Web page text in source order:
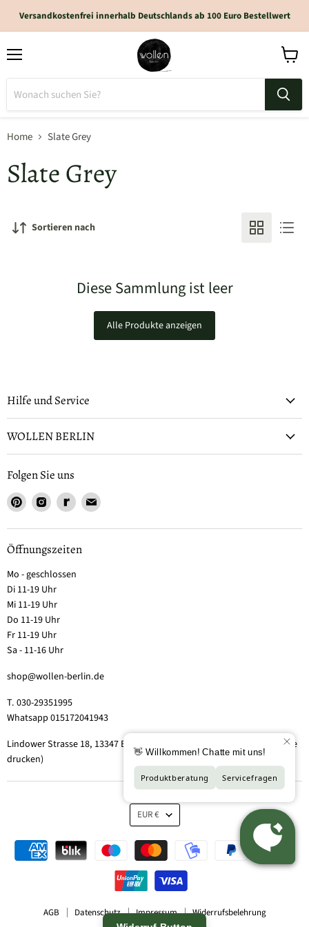
Versandkostenfrei innerhalb Deutschlands ab 100 Euro Bestellwert
Home Slate Grey
Slate Grey
Sortieren nach
Diese Sammlung ist leer
Alle Produkte anzeigen
Hilfe und Service
WOLLEN BERLIN
Folgen Sie uns
Öffnungszeiten
Mo - geschlossen
Di 11-19 Uhr
Mi 11-19 Uhr
Do 11-19 Uhr
Fr 11-19 Uhr
Sa - 11-16 Uhr
shop@wollen-berlin.de
T. 030-29351995
Whatsapp 015172041943
Lindower Strasse 18, 13347 Berlin-Wedding (Hof 2, Aufgang 5 - Tor bitte
drucken)
AGB Datenschutz Impressum
Widerrufsbelehrung
EUR €